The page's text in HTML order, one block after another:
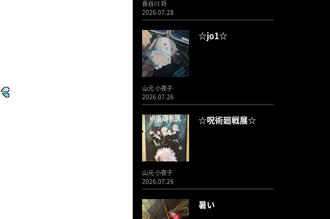
長谷川 将
2026.07.28
☆jo1☆
山元 小夜子
2026.07.26
☆呪術廻戦展☆
山元 小夜子
2026.07.26
暑い